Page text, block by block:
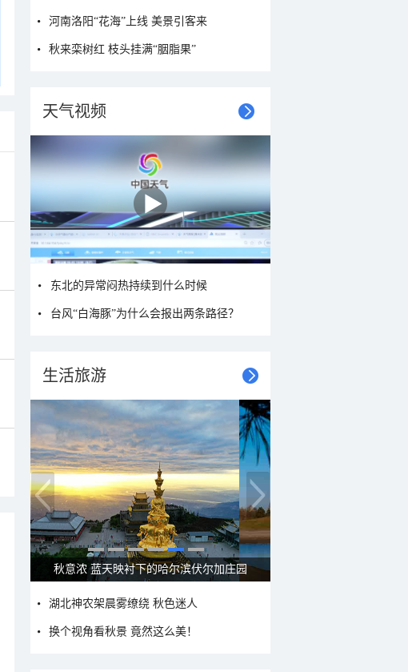
河南洛阳“花海”上线 美景引客来
秋来栾树红 枝头挂满“胭脂果”
天气视频
东北的异常闷热持续到什么时候
台风“白海豚”为什么会报出两条路径？
生活旅游
秋意浓 蓝天映衬下的哈尔滨伏尔加庄园
湖北神农架晨雾缭绕 秋色迷人
换个视角看秋景 竟然这么美！